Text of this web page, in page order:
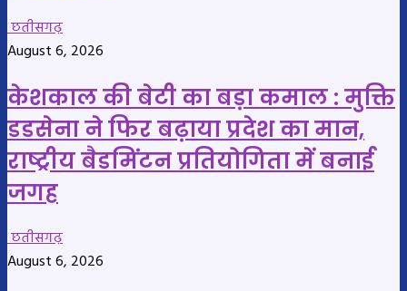
छतीसगढ़
August 6, 2026
केशकाल की बेटी का बड़ा कमाल : मुक्ति
डडसेना ने फिर बढ़ाया प्रदेश का मान,
राष्ट्रीय बैडमिंटन प्रतियोगिता में बनाई
जगह
छतीसगढ़
August 6, 2026